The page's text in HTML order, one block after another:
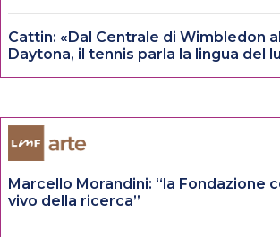
Cattin: «Dal Centrale di Wimbledon
Daytona, il tennis parla la lingua del
Marcello Morandini: “la Fondazione
vivo della ricerca”